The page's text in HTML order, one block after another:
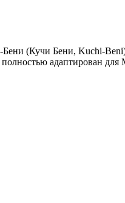
(Кучи Бени, Kuchi-
адаптирован для